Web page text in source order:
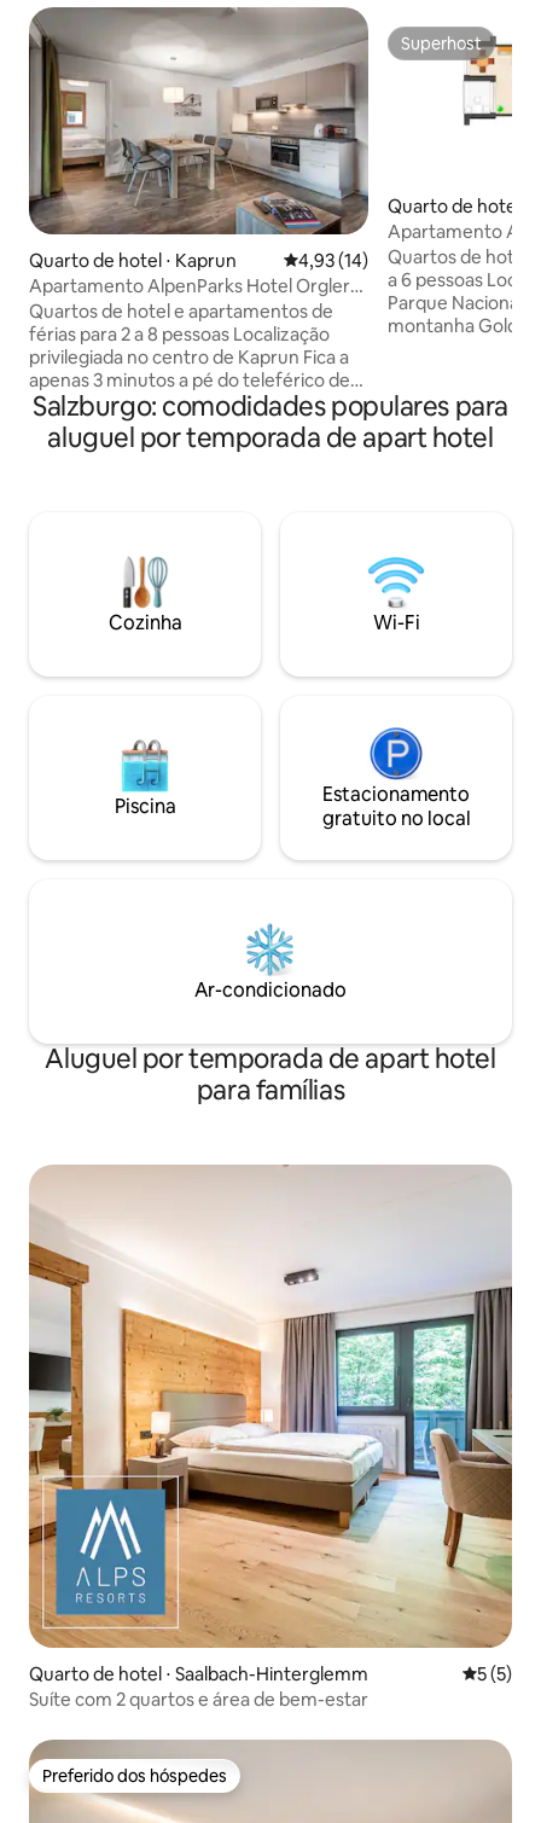
Quarto de hotel ⋅ Kaprun 4,93 de uma avaliação média
4,93 (14)
Apartamento AlpenParks Hotel Orgler
Kaprun Apartmen
Quartos de hotel e apartamentos de
férias para 2 a 8 pessoas Localização
privilegiada no centro de Kaprun Fica a
apenas 3 minutos a pé do teleférico de
montanha MK Maiskogelbahn Área de
sauna com sauna finlandesa, sauna de
ervas e áreas de descanso Restaurante
Kaprun, Conforto de nível 4 estrelas e
acomodação para 4 a 6 pessoas
Ocupação padrão: 4 pessoas Área de
estar de 70 m² no térreo ou no primeiro
Superhost
Superhost
Quarto de hotel ⋅
rol
Apartamento
Apartment
Quartos de hotel
a 6 pessoas
Parque Nacional
montanha
minutos a pé de
country
apartamentos
****- para 2
cerca de 25 m²
cozinha /
Salzburgo: comodidades populares para
aluguel por temporada de apart hotel
Cozinha Wi-Fi
Piscina
Estacionamento
gratuito no local
Ar-condicionado
Aluguel por temporada de apart hotel
para famílias
Quarto de hotel ⋅ Saalbach-Hinterglemm 5 de
5 (5)
Suíte com 2 quartos e área de bem-estar
Preferido dos hóspedes
Preferido dos hóspedes